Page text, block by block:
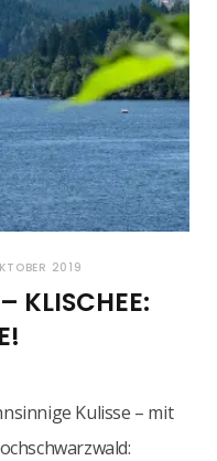
2019
KLISCHEE:
Kulisse – mit